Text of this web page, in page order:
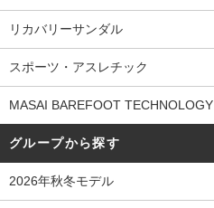
リカバリーサンダル
スポーツ・アスレチック
MASAI BAREFOOT TECHNOLOGY
グループから探す
2026年秋冬モデル